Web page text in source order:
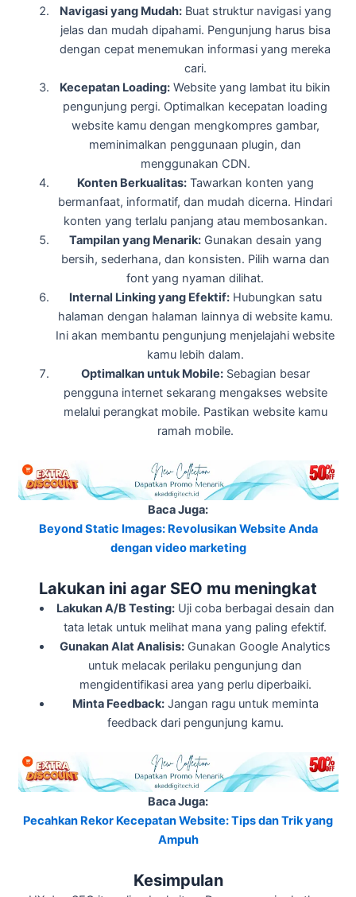
Navigasi yang Mudah:Buat struktur navigasi yang
jelas dan mudah dipahami. Pengunjung harus bisa
dengan cepat menemukan informasi yang mereka
cari.
Kecepatan Loading: Website yang lambat itu bikin
pengunjung pergi. Optimalkan kecepatan loading
website kamu dengan mengkompres gambar,
meminimalkan penggunaan plugin, dan
menggunakan CDN.
Konten Berkualitas:Tawarkan konten yang
bermanfaat, informatif, dan mudah dicerna. Hindari
konten yang terlalu panjang atau membosankan.
Tampilan yang Menarik:Gunakan desain yang
bersih, sederhana, dan konsisten. Pilih warna dan
font yang nyaman dilihat.
Internal Linking yang Efektif:Hubungkan satu
halaman dengan halaman lainnya di website kamu.
Ini akan membantu pengunjung menjelajahi website
kamu lebih dalam.
Optimalkan untuk Mobile:Sebagian besar
pengguna internet sekarang mengakses website
melalui perangkat mobile. Pastikan website kamu
ramah mobile.
Baca Juga:
Beyond Static Images: Revolusikan Website Anda
dengan video marketing
Lakukan ini agar SEO mu meningkat
Lakukan A/B Testing:Uji coba berbagai desain dan
tata letak untuk melihat mana yang paling efektif.
Gunakan Alat Analisis: Gunakan Google Analytics
untuk melacak perilaku pengunjung dan
mengidentifikasi area yang perlu diperbaiki.
Minta Feedback:Jangan ragu untuk meminta
feedback dari pengunjung kamu.
Baca Juga:
Pecahkan Rekor Kecepatan Website: Tips dan Trik yang
Ampuh
Kesimpulan